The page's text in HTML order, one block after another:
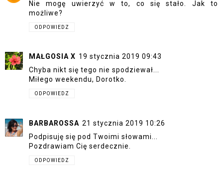
Nie mogę uwierzyć w to, co się stało. Jak to
możliwe?
ODPOWIEDZ
MAŁGOSIA X 19 stycznia 2019 09:43
Chyba nikt się tego nie spodziewał...
Miłego weekendu, Dorotko.
ODPOWIEDZ
BARBAROSSA 21 stycznia 2019 10:26
Podpisuję się pod Twoimi słowami...
Pozdrawiam Cię serdecznie.
ODPOWIEDZ